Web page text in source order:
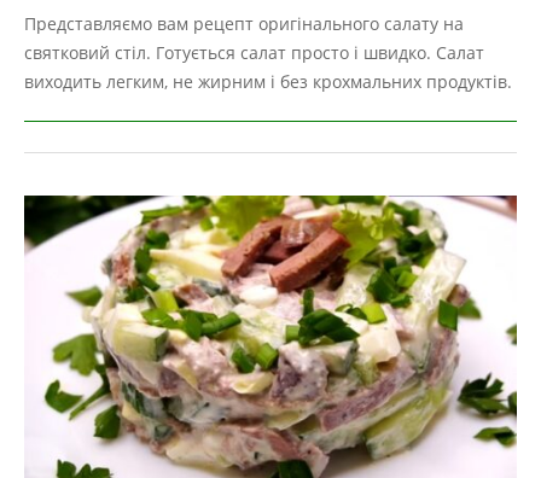
05-
01
Представляємо вам рецепт оригінального салату на
святковий стіл. Готується салат просто і швидко. Салат
виходить легким, не жирним і без крохмальних продуктів.